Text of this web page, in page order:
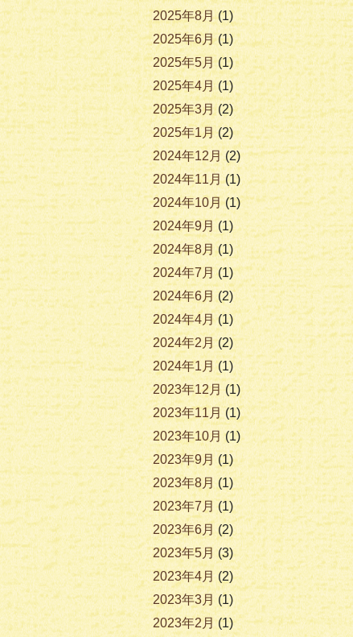
2025年8月(1)
2025年6月(1)
2025年5月(1)
2025年4月(1)
2025年3月(2)
2025年1月(2)
2024年12月(2)
2024年11月(1)
2024年10月(1)
2024年9月(1)
2024年8月 (1)
2024年7月(1)
2024年6月 (2)
2024年4月(1)
2024年2月(2)
2024年1月 (1)
2023年12月(1)
2023年11月 (1)
2023年10月 (1)
2023年9月 (1)
2023年8月 (1)
2023年7月 (1)
2023年6月 (2)
2023年5月(3)
2023年4月 (2)
2023年3月 (1)
2023年2月(1)